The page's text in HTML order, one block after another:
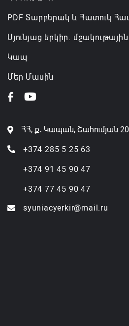
PDF Տարբերակ և Հատուկ
Սյունյաց երկիր. մշակութային
Կապ
Մեր Մասին
ՀՀ, ք․ Կապան, Շահումյան
+374 285 5 25 63
+374 91 45 90 47
+374 77 45 90 47
syuniacyerkir@mail.ru